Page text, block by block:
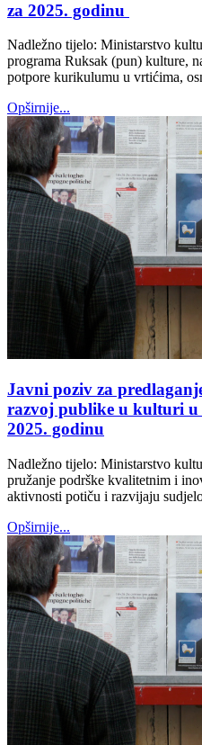
za 2025. godinu
Nadležno tijelo: Ministarstvo
programa Ruksak (pun) kulture,
potpore kurikulumu u vrtićima,
Opširnije...
Javni poziv za
razvoj publike u kulturi u
2025. godinu
Nadležno tijelo: Ministarstvo
pružanje podrške kvalitetnim i
aktivnosti potiču i razvijaju
Opširnije...